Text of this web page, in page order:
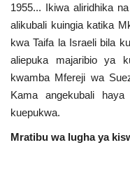
1955... Ikiwa aliridhika
alikubali kuingia katika
kwa Taifa la Israeli bila
aliepuka majaribio ya
kwamba Mfereji wa
Kama angekubali
kuepukwa.
Mratibu wa lugha ya